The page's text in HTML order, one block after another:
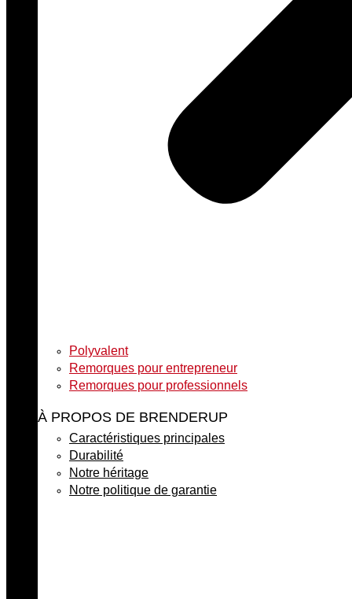
Polyvalent
Remorques pour entrepreneur
Remorques pour professionnels
À PROPOS DE BRENDERUP
Caractéristiques principales
Durabilité
Notre héritage
Notre politique de garantie